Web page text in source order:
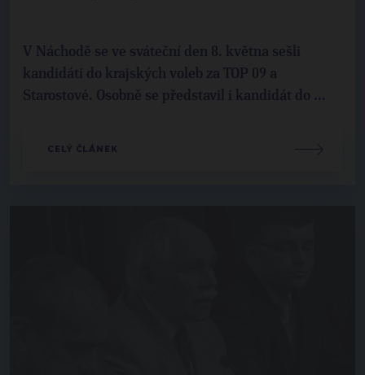
V Náchodě se ve sváteční den 8. května sešli
kandidáti do krajských voleb za TOP 09 a
Starostové. Osobně se představil i kandidát do ...
CELÝ ČLÁNEK